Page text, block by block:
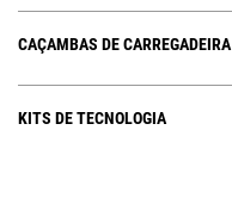
CAÇAMBAS DE CARREGADEIRA
KITS DE TECNOLOGIA